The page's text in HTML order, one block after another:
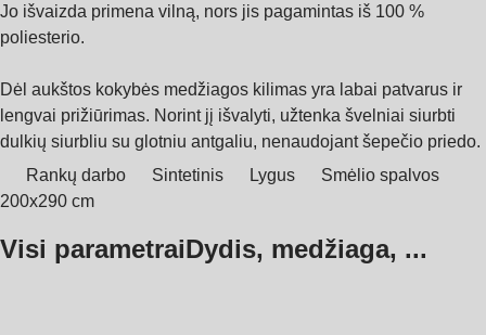
Jo išvaizda primena vilną, nors jis pagamintas iš 100 %
poliesterio.
Dėl aukštos kokybės medžiagos kilimas yra labai patvarus ir
lengvai prižiūrimas. Norint jį išvalyti, užtenka švelniai siurbti
dulkių siurbliu su glotniu antgaliu, nenaudojant šepečio priedo.
Rankų darbo
Sintetinis Lygus
Smėlio spalvos
200x290 cm
Visi parametraiDydis, medžiaga, ...